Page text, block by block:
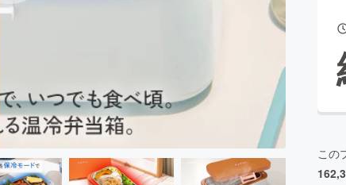
CAMPFIRE Creation
この